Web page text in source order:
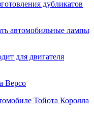
дубликатов
автомобильные лампы
для двигателя
Версо
Тойота Королла